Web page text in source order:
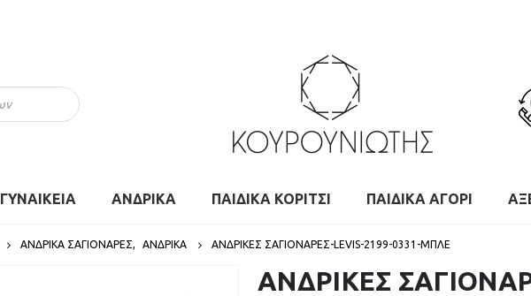
ΓΥΝΑΙΚΕΙΑ ΑΝΔΡΙΚΑ ΠΑΙΔΙΚΑ ΚΟΡΙΤΣΙ ΠΑΙΔΙΚΑ ΑΓΟΡΙ
ΑΝΔΡΙΚΆ ΣΑΓΙΟΝΆΡΕΣ, ΑΝΔΡΙΚΑ ΑΝΔΡΙΚΕΣ ΣΑΓΙΟΝΑΡΕΣ-LEVIS-2199-0331-ΜΠΛΕ
ΑΝΔΡΙΚΕΣ